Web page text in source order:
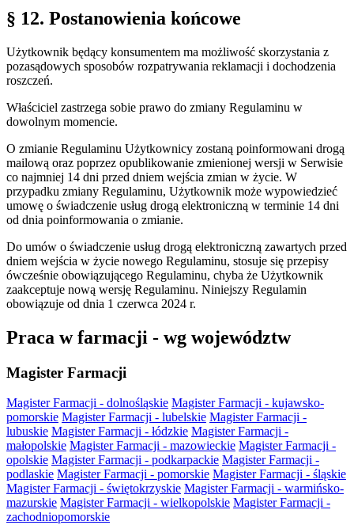
§ 12. Postanowienia końcowe
Użytkownik będący konsumentem ma możliwość skorzystania z
pozasądowych sposobów rozpatrywania reklamacji i dochodzenia
roszczeń.
Właściciel zastrzega sobie prawo do zmiany Regulaminu w
dowolnym momencie.
O zmianie Regulaminu Użytkownicy zostaną poinformowani drogą
mailową oraz poprzez opublikowanie zmienionej wersji w Serwisie
co najmniej 14 dni przed dniem wejścia zmian w życie. W
przypadku zmiany Regulaminu, Użytkownik może wypowiedzieć
umowę o świadczenie usług drogą elektroniczną w terminie 14 dni
od dnia poinformowania o zmianie.
Do umów o świadczenie usług drogą elektroniczną zawartych przed
dniem wejścia w życie nowego Regulaminu, stosuje się przepisy
ówcześnie obowiązującego Regulaminu, chyba że Użytkownik
zaakceptuje nową wersję Regulaminu. Niniejszy Regulamin
obowiązuje od dnia 1 czerwca 2024 r.
Praca w farmacji - wg województw
Magister Farmacji
Magister Farmacji - dolnośląskie Magister Farmacji - kujawsko-
pomorskie Magister Farmacji - lubelskie Magister Farmacji -
lubuskie Magister Farmacji - łódzkie Magister Farmacji -
małopolskie Magister Farmacji - mazowieckie Magister Farmacji -
opolskie Magister Farmacji - podkarpackie Magister Farmacji -
podlaskie Magister Farmacji - pomorskie Magister Farmacji - śląskie
Magister Farmacji - świętokrzyskie Magister Farmacji - warmińsko-
mazurskie Magister Farmacji - wielkopolskie Magister Farmacji -
zachodniopomorskie